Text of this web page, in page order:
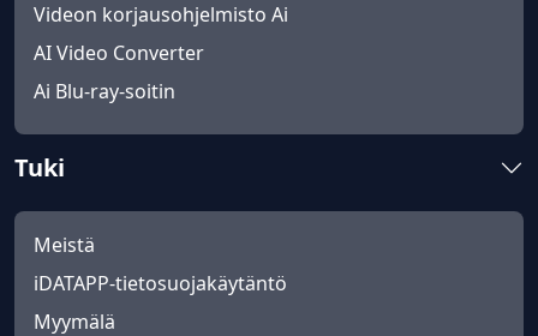
Videon korjausohjelmisto Ai
AI Video Converter
Ai Blu-ray-soitin
Tuki
Meistä
iDATAPP-tietosuojakäytäntö
Myymälä